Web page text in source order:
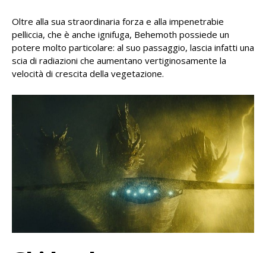
Oltre alla sua straordinaria forza e alla impenetrabie
pelliccia, che è anche ignifuga, Behemoth possiede un
potere molto particolare: al suo passaggio, lascia infatti una
scia di radiazioni che aumentano vertiginosamente la
velocità di crescita della vegetazione.